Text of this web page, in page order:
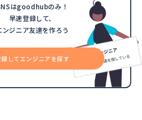
はgoodhubのみ！
早速登録して、
ンジニア友達を作ろう
録してエンジニアを探す